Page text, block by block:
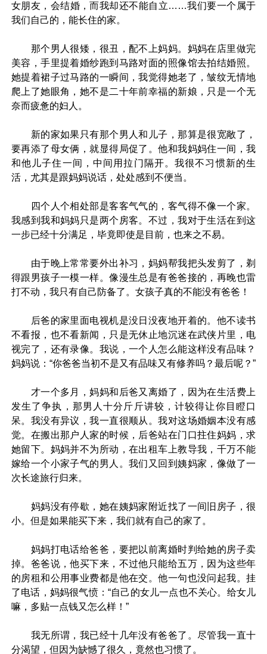
女朋友，会结婚，而我却还不能自立……我们要一个属于
我们自己的，能长住的家。
那个男人很矮，很丑，配不上妈妈。妈妈在店里做完
美容，手里提着婚纱跑到马路对面的照像馆去拍结婚照。
她提着裙子过马路的一瞬间，我觉得她老了，皱纹无情地
爬上了她眼角，她不是二十年前幸福的新娘，只是一个无
奈而疲惫的妇人。
新的家如果只有那个男人和儿子，那算是很宽敞了，
要再添了母女俩，就显得局促了。他和我妈妈住一间，我
和他儿子住一间，中间用拉门隔开。我很不习惯新的生
活，尤其是跟妈妈说话，处处感到不便当。
四个人个相处部是客客气气的，客气得不像一个家。
我感到我和妈妈只是两个房客。不过，我对于生活在到这
一步已经十分满足，毕竟即使是目前，也来之不易。
由于晚上常常要外出补习，妈妈帮我把头发剪了，剃
得跟男孩子一模一样。像漫生总是有爸爸接的，再晚也雷
打不动，我只有自己防备了。女孩子真的不能没有爸爸！
后爸的家里面电视机是没日没夜地开着的。他不读书
不看报，也不看新闻，只是无休止地沉迷在武侠片里，电
视完了，还有录像。我说，一个人怎么能这样没有品味？
妈妈说：“你爸爸当初不是又有品味又有修养吗？最后呢？”
才一个多月，妈妈和后爸又离婚了，因为在生活费上
发生了争执，那男人十分斤斤讲较，计较得让你目瞪口
呆。我没有异议，我一直很顺从。我对这场婚姻本没有感
觉。在搬出那户人家的时候，后爸站在门口拄住妈妈，求
她留下。妈妈并不为所动，在出租车上教导我，千万不能
嫁给一个小家子气的男人。我们又回到姨妈家，像做了一
次长途旅行归来。
妈妈没有停歇，她在姨妈家附近找了一间旧房子，很
小。但是如果能买下来，我们就有自己的家了。
妈妈打电话给爸爸，要把以前离婚时判给她的房子卖
掉。爸爸说，他买下来，不过他只能给五万，因为这些年
的房租和公用事业费都是他在交。他一句也没问起我。挂
了电话，妈妈很气愤：“自己的女儿一点也不关心。给女儿
嘛，多贴一点钱又怎么样！”
我无所谓，我已经十几年没有爸爸了。尽管我一直十
分渴望，但因为缺憾了很久，竟然也习惯了。